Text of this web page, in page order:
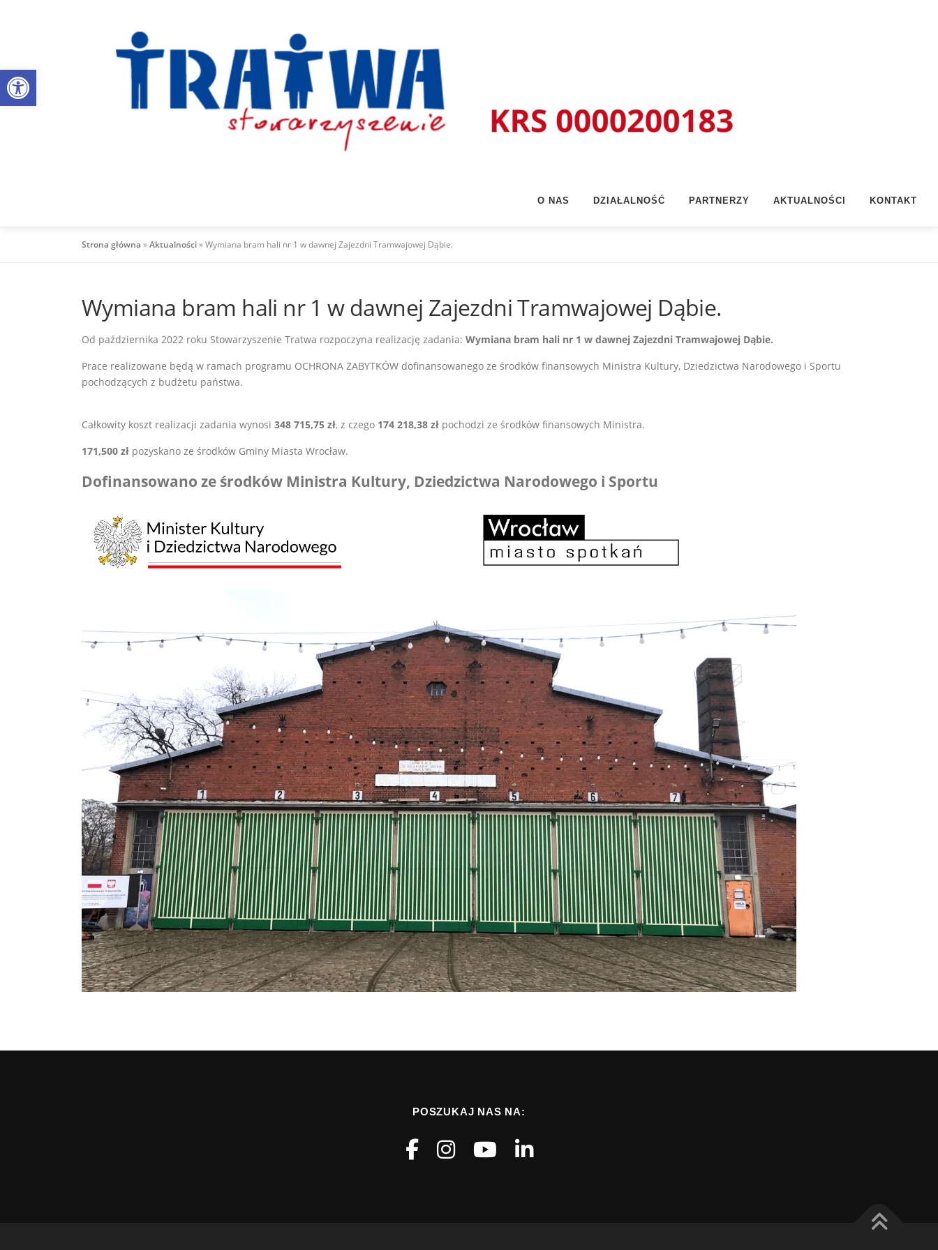
Otwórz pasek narzędzi
O NAS DZIAŁALNOŚĆ PARTNERZY AKTUALNOŚCI KONTAKT
Strona główna »Aktualności»Wymiana bram hali nr 1 w dawnej Zajezdni Tramwajowej Dąbie.
Wymiana bram hali nr 1 w dawnej Zajezdni Tramwajowej Dąbie.
Od października 2022 roku Stowarzyszenie Tratwa rozpoczyna realizację zadania: Wymiana bram hali nr 1 w dawnej Zajezdni Tramwajowej Dąbie.
Prace realizowane będą w ramach programu OCHRONA ZABYTKÓW dofinansowanego ze środków finansowych Ministra Kultury, Dziedzictwa Narodowego i Sportu
pochodzących z budżetu państwa.
Całkowity koszt realizacji zadania wynosi 348 715,75 zł, z czego 174 218,38 zł pochodzi ze środków finansowych Ministra.
171,500 zł pozyskano ze środków Gminy Miasta Wrocław.
Dofinansowano ze środków Ministra Kultury, Dziedzictwa Narodowego i Sportu
POSZUKAJ NAS NA: